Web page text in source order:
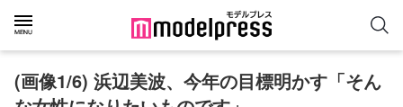
(画像1/6) 浜辺美波、今年の目標明かす「そん